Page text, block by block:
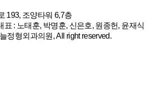
193, 조양타워 6,7층
: 노태훈, 박명훈, 신은호, 원종헌, 윤재식
정형외과의원, All right reserved.